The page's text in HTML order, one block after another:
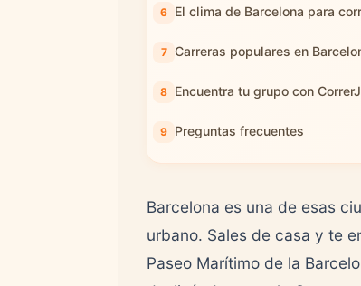
El clima de Barcelona para
Carreras populares en
Encuentra tu grupo con
Preguntas frecuentes
Barcelona es una de esas
urbano. Sales de casa y te
Paseo Marítimo de la